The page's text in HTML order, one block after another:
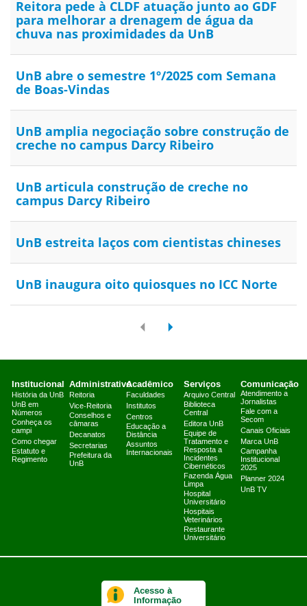
Reitora pede à CLDF atuação junto ao GDF
para melhorar a drenagem de água da
chuva nas proximidades da UnB
UnB abre o semestre 1º/2025 com Semana
de Boas-Vindas
UnB amplia negociação sobre construção de
creche no campus Darcy Ribeiro
UnB articula construção de creche no
campus Darcy Ribeiro
UnB estreita laços com cientistas chineses
UnB inaugura oito quiosques no ICC Norte
Institucional
História da UnB
UnB em
Números
Conheça os
campi
Como chegar
Estatuto e
Regimento
Administrativo
Reitoria
Vice-Reitoria
Conselhos e
câmaras
Decanatos
Secretarias
Prefeitura da
UnB
Acadêmico
Faculdades
Institutos
Centros
Educação a
Distância
Assuntos
Internacionais
Serviços
Arquivo Central
Biblioteca
Central
Editora UnB
Equipe de
Tratamento e
Resposta a
Incidentes
Cibernéticos
Fazenda Água
Limpa
Hospital
Universitário
Hospitais
Veterinários
Restaurante
Universitário
Comunicação
Atendimento a
Jornalistas
Fale com a
Secom
Canais Oficiais
Marca UnB
Campanha
Institucional
2025
Planner 2024
UnB TV
Acesso à
Informação